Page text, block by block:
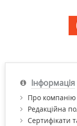
Інформація
Про компанію
Редакційна
Сертифікати